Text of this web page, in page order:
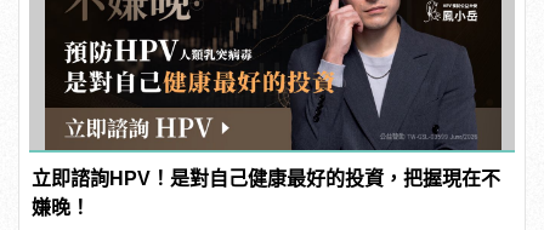
立即諮詢HPV！是對自己健康最好的投資，把握現在不
嫌晚！